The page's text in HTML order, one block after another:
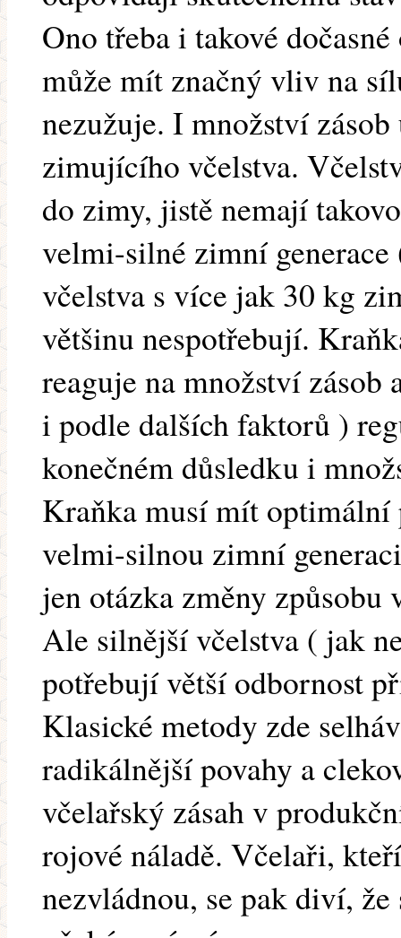
Ono třeba i takové
může mít značný vliv na
nezužuje. I množství
zimujícího včelstva.
do zimy, jistě nemají
velmi-silné zimní
včelstva s více jak 30 kg
většinu nespotřebují.
reaguje na množství zásob
i podle dalších faktorů )
konečném důsledku i
Kraňka musí mít
velmi-silnou zimní
jen otázka změny způsobu
Ale silnější včelstva ( jak
potřebují větší odbornost
Klasické metody zde
radikálnější povahy a
včelařský zásah v
rojové náladě. Včelaři,
nezvládnou, se pak diví,